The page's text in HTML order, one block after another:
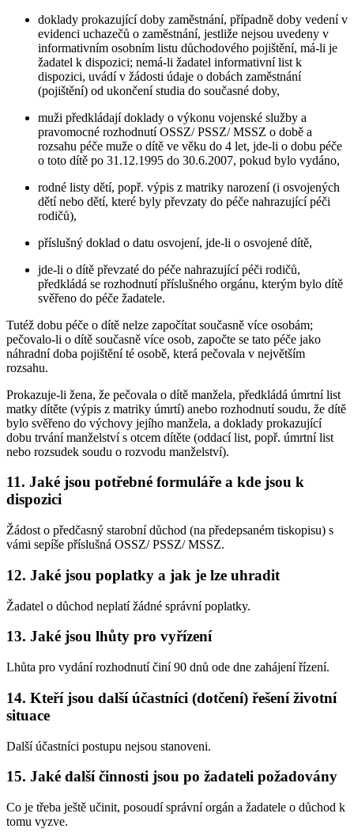
doklady prokazující doby zaměstnání, případně doby vedení v
evidenci uchazečů o zaměstnání, jestliže nejsou uvedeny v
informativním osobním listu důchodového pojištění, má-li je
žadatel k dispozici; nemá-li žadatel informativní list k
dispozici, uvádí v žádosti údaje o dobách zaměstnání
(pojištění) od ukončení studia do současné doby,
muži předkládají doklady o výkonu vojenské služby a
pravomocné rozhodnutí OSSZ/ PSSZ/ MSSZ o době a
rozsahu péče muže o dítě ve věku do 4 let, jde-li o dobu péče
o toto dítě po 31.12.1995 do 30.6.2007, pokud bylo vydáno,
rodné listy dětí, popř. výpis z matriky narození (i osvojených
dětí nebo dětí, které byly převzaty do péče nahrazující péči
rodičů),
příslušný doklad o datu osvojení, jde-li o osvojené dítě,
jde-li o dítě převzaté do péče nahrazující péči rodičů,
předkládá se rozhodnutí příslušného orgánu, kterým bylo dítě
svěřeno do péče žadatele.
Tutéž dobu péče o dítě nelze započítat současně více osobám;
pečovalo-li o dítě současně více osob, započte se tato péče jako
náhradní doba pojištění té osobě, která pečovala v největším
rozsahu.
Prokazuje-li žena, že pečovala o dítě manžela, předkládá úmrtní list
matky dítěte (výpis z matriky úmrtí) anebo rozhodnutí soudu, že dítě
bylo svěřeno do výchovy jejího manžela, a doklady prokazující
dobu trvání manželství s otcem dítěte (oddací list, popř. úmrtní list
nebo rozsudek soudu o rozvodu manželství).
11. Jaké jsou potřebné formuláře a kde jsou k
dispozici
Žádost o předčasný starobní důchod (na předepsaném tiskopisu) s
vámi sepíše příslušná OSSZ/ PSSZ/ MSSZ.
12. Jaké jsou poplatky a jak je lze uhradit
Žadatel o důchod neplatí žádné správní poplatky.
13. Jaké jsou lhůty pro vyřízení
Lhůta pro vydání rozhodnutí činí 90 dnů ode dne zahájení řízení.
14. Kteří jsou další účastníci (dotčení) řešení životní
situace
Další účastníci postupu nejsou stanoveni.
15. Jaké další činnosti jsou po žadateli požadovány
Co je třeba ještě učinit, posoudí správní orgán a žadatele o důchod k
tomu vyzve.